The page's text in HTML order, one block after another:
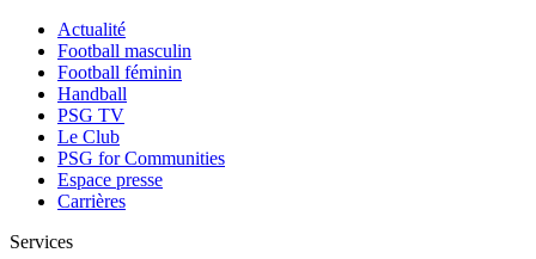
Actualité
Football masculin
Football féminin
Handball
PSG TV
Le Club
PSG for Communities
Espace presse
Carrières
Services